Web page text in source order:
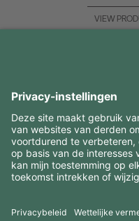
VIEW
INTERESSANTE
MIDDELEN
CONTACTEN